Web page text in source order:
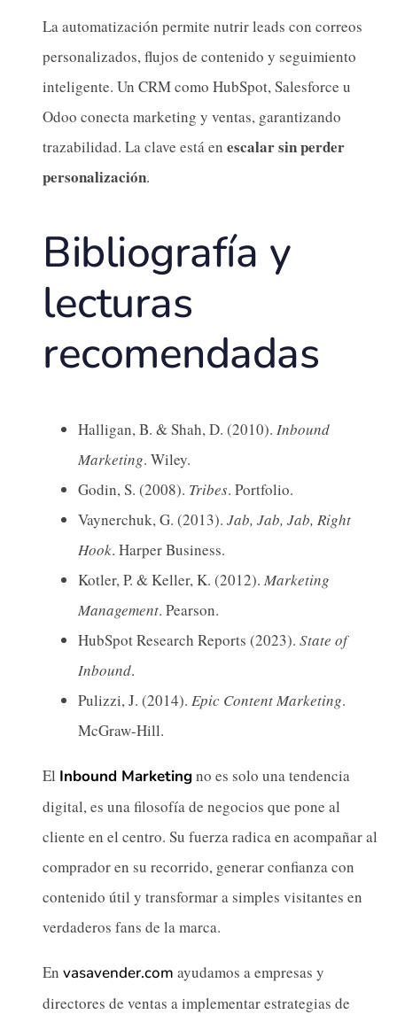
La automatización permite nutrir leads con correos
personalizados, flujos de contenido y seguimiento
inteligente. Un CRM como HubSpot, Salesforce u
Odoo conecta marketing y ventas, garantizando
trazabilidad. La clave está en escalar sin perder
personalización.
Bibliografía y
lecturas
recomendadas
Halligan, B. & Shah, D. (2010). Inbound
Marketing. Wiley.
Godin, S. (2008). Tribes. Portfolio.
Vaynerchuk, G. (2013). Jab, Jab, Jab, Right
Hook. Harper Business.
Kotler, P. & Keller, K. (2012). Marketing
Management. Pearson.
HubSpot Research Reports (2023). State of
Inbound.
Pulizzi, J. (2014). Epic Content Marketing.
McGraw-Hill.
El Inbound Marketingno es solo una tendencia
digital, es una filosofía de negocios que pone al
cliente en el centro. Su fuerza radica en acompañar al
comprador en su recorrido, generar confianza con
contenido útil y transformar a simples visitantes en
verdaderos fans de la marca.
En vasavender.com ayudamos a empresas y
directores de ventas a implementar estrategias de